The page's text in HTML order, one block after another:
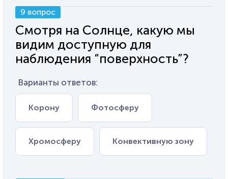
9 вопрос
Смотря на Солнце, какую мы
видим доступную для
наблюдения “поверхность”?
Варианты ответов:
Корону Фотосферу
Хромосферу Конвективную зону